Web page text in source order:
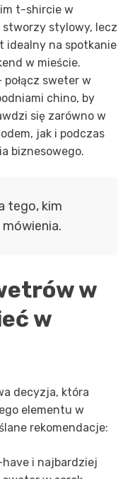
t-shircie w
stworzy stylowy, lecz
idealny na spotkanie
w mieście.
połącz sweter w
chino, by
się zarówno w
jak i podczas
biznesowego.
tego, kim
w
w
decyzja, która
elementu w
rekomendacje:
i najbardziej